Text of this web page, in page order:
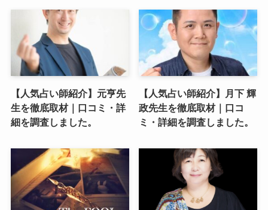
【人気占い師紹介】元亨先
生を徹底取材｜口コミ・詳
細を調査しました。
【人気占い師紹介】月下 輝
政先生を徹底取材｜口コ
ミ・詳細を調査しました。